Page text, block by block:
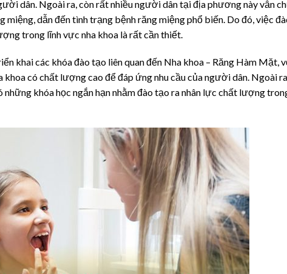
dân. Ngoài ra, còn rất nhiều người dân tại địa phương này vẫn
miệng, dẫn đến tình trạng bệnh răng miệng phổ biến. Do đó, việc
trong lĩnh vực nha khoa là rất cần thiết.
khai các khóa đào tạo liên quan đến Nha khoa – Răng Hàm Mặt,
khoa có chất lượng cao để đáp ứng nhu cầu của người dân. Ngoài
những khóa học ngắn hạn nhằm đào tạo ra nhân lực chất lượng